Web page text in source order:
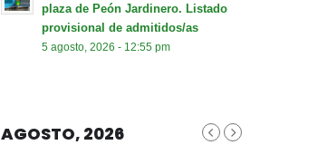
plaza de Peón Jardinero. Listado
provisional de admitidos/as
5 agosto, 2026 - 12:55 pm
AGOSTO, 2026